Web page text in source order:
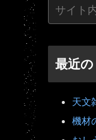
最近
天文
機材